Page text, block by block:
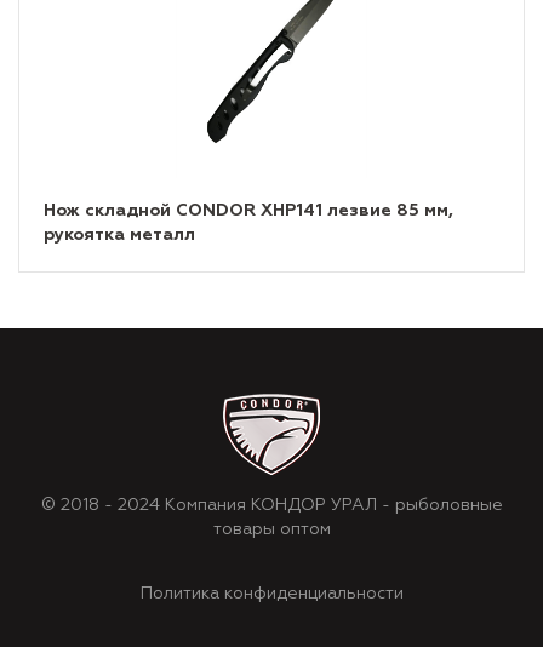
Нож складной CONDOR XHP141 лезвие 85 мм,
рукоятка металл
© 2018 - 2024 Компания КОНДОР УРАЛ - рыболовные
товары оптом
Политика конфиденциальности